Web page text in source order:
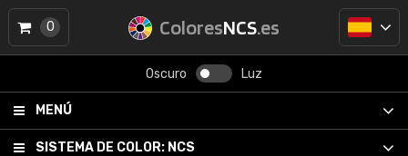
ColoresNCS.es
Oscuro Luz
MENÚ
SISTEMA DE COLOR: NCS
0